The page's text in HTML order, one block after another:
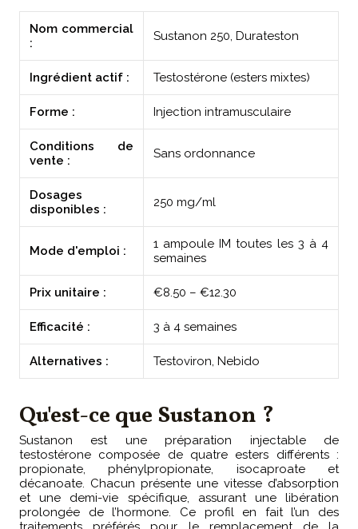
Nom commercial
:
Sustanon 250, Durateston
Ingrédient actif : Testostérone (esters mixtes)
Forme : Injection intramusculaire
Conditions de
vente :
Sans ordonnance
Dosages
disponibles :
250 mg/ml
Mode d'emploi :
1 ampoule IM toutes les 3 à 4
semaines
Prix unitaire : €8.50 – €12.30
Efficacité : 3 à 4 semaines
Alternatives : Testoviron, Nebido
Qu'est-ce que Sustanon ?
Sustanon est une préparation injectable de
testostérone composée de quatre esters différents :
propionate, phénylpropionate, isocaproate et
décanoate. Chacun présente une vitesse d’absorption
et une demi-vie spécifique, assurant une libération
prolongée de l’hormone. Ce profil en fait l’un des